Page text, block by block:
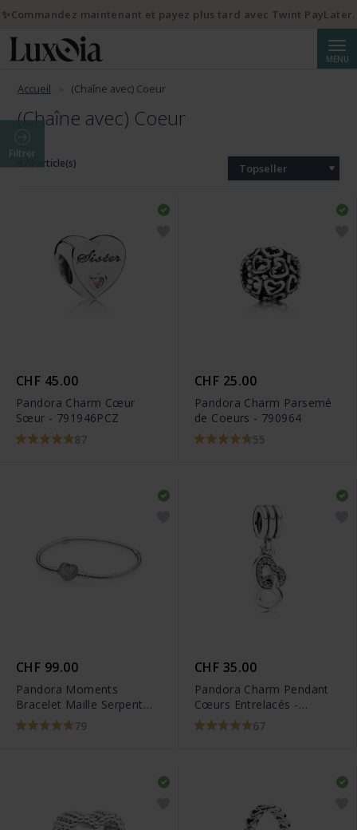
MENU
Accueil (Chaîne avec) Coeur
(Chaîne avec) Coeur
Filtrer
974 article(s) Topseller
CHF 45.00
Pandora Charm Cœur
Sœur - 791946PCZ
87
CHF 25.00
Pandora Charm Parsemé
de Coeurs - 790964
55
CHF 99.00
Pandora Moments
Bracelet Maille Serpent
Fermoir Cœur Scintillant -
590727CZ
79
CHF 35.00
Pandora Charm Pendant
Cœurs Entrelacés -
791242CZ 67
✨Commandez maintenant et payez plus tard avec Twint PayLater.